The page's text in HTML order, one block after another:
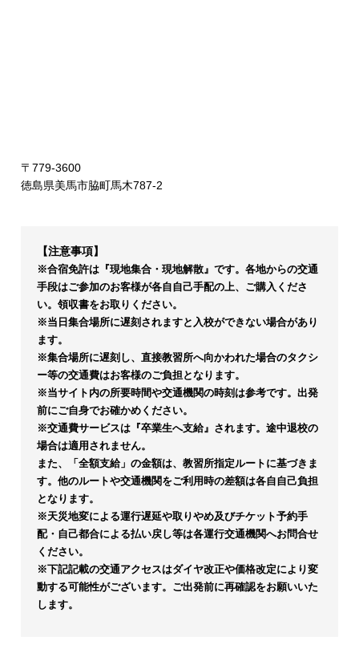
〒779-3600
徳島県美馬市脇町馬木787-2
【注意事項】
※合宿免許は『現地集合・現地解散』です。各地からの交通
手段はご参加のお客様が各自自己手配の上、ご購入くださ
い。領収書をお取りください。
※当日集合場所に遅刻されますと入校ができない場合があり
ます。
※集合場所に遅刻し、直接教習所へ向かわれた場合のタクシ
ー等の交通費はお客様のご負担となります。
※当サイト内の所要時間や交通機関の時刻は参考です。出発
前にご自身でお確かめください。
※交通費サービスは『卒業生へ支給』されます。途中退校の
場合は適用されません。
また、「全額支給」の金額は、教習所指定ルートに基づきま
す。他のルートや交通機関をご利用時の差額は各自自己負担
となります。
※天災地変による運行遅延や取りやめ及びチケット予約手
配・自己都合による払い戻し等は各運行交通機関へお問合せ
ください。
※下記記載の交通アクセスはダイヤ改正や価格改定により変
動する可能性がございます。ご出発前に再確認をお願いいた
します。